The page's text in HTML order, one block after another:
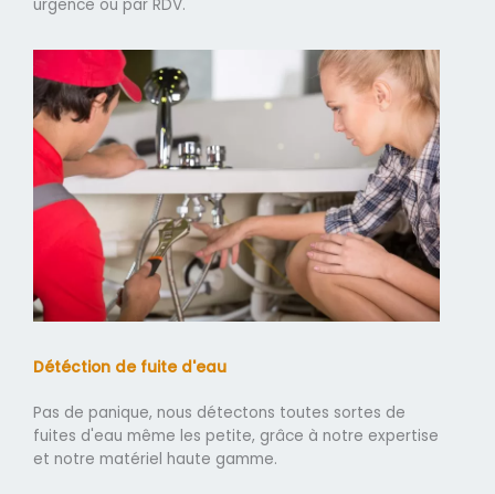
urgence ou par RDV.
Détéction de fuite d'eau
Pas de panique, nous détectons toutes sortes de
fuites d'eau même les petite, grâce à notre expertise
et notre matériel haute gamme.